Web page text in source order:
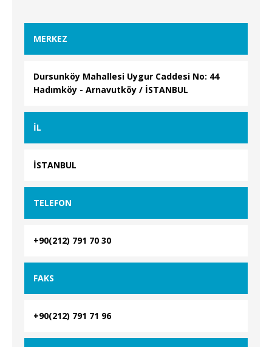
MERKEZ
Dursunköy Mahallesi Uygur Caddesi No: 44
Hadımköy - Arnavutköy / İSTANBUL
İL
İSTANBUL
TELEFON
+90(212) 791 70 30
FAKS
+90(212) 791 71 96